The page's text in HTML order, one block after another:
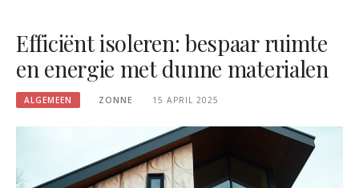
Efficiënt isoleren: bespaar ruimte
en energie met dunne materialen
ALGEMEEN ZONNE 15 APRIL 2025